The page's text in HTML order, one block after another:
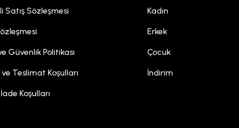
Satış Sözleşmesi
Güvenlik Politikası
Teslimat Koşulları
Koşulları
Kadın
Erkek
Çocuk
İndirim